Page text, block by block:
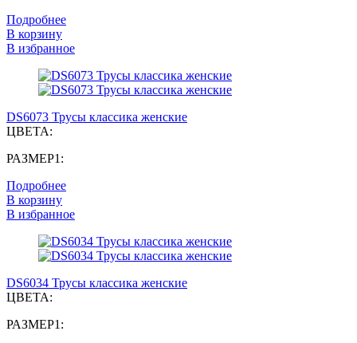
Подробнее
В корзину
В избранное
DS6073 Трусы классика женские
ЦВЕТА:
РАЗМЕР1:
Подробнее
В корзину
В избранное
DS6034 Трусы классика женские
ЦВЕТА:
РАЗМЕР1: